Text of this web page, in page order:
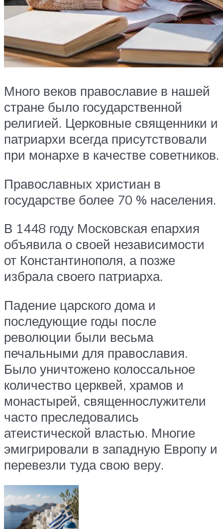
Много веков православие в нашей
стране было государственной
религией. Церковные священники и
патриархи всегда присутствовали
при монархе в качестве советников.
Православных христиан в
государстве более 70 % населения.
В 1448 году Московская епархия
объявила о своей независимости
от Константинополя, а позже
избрала своего патриарха.
Падение царского дома и
последующие годы после
революции были весьма
печальными для православия.
Было уничтожено колоссальное
количество церквей, храмов и
монастырей, священнослужители
часто преследовались
атеистической властью. Многие
эмигрировали в западную Европу и
перевезли туда свою веру.